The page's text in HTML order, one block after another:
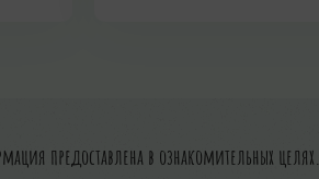
предоставлена в ознакомительных целях.